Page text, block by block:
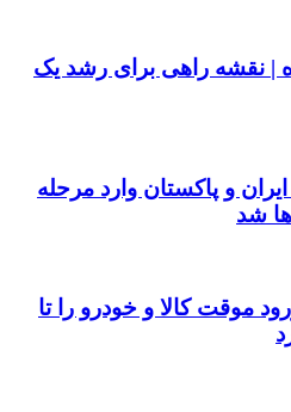
ساده | نقشه راهی برای رشد یک
و پاکستان وارد مرحله
شد
موقت کالا و خودرو را تا